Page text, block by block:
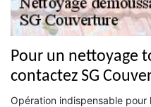
Pour un nettoyage
contactez SG
Opération indispensable pour